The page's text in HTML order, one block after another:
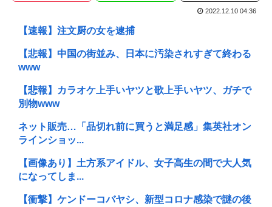
2022.12.10 04:36
【速報】注文厨の女を逮捕
【悲報】中国の街並み、日本に汚染されすぎて終わる
www
【悲報】カラオケ上手いヤツと歌上手いヤツ、ガチで
別物www
ネット販売…「品切れ前に買うと満足感」集英社オン
ラインショッ...
【画像あり】土方系アイドル、女子高生の間で大人気
になってしま...
【衝撃】ケンドーコバヤシ、新型コロナ感染で謎の後